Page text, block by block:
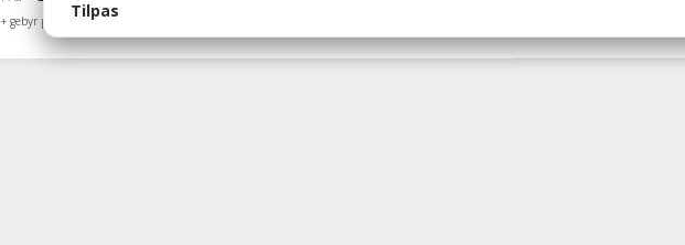
+ gebyr på 10 kr.Tilpas